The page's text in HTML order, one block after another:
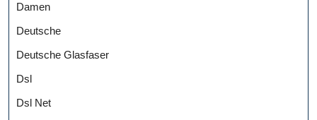
Damen
Deutsche
Deutsche Glasfaser
Dsl
Dsl Net